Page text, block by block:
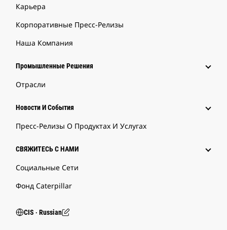
Карьера
Корпоративные Пресс-Релизы
Наша Компания
Промышленные Решения
Отрасли
Новости И События
Пресс-Релизы О Продуктах И Услугах
СВЯЖИТЕСЬ С НАМИ
Социальные Сети
Фонд Caterpillar
CIS ‧ Russian